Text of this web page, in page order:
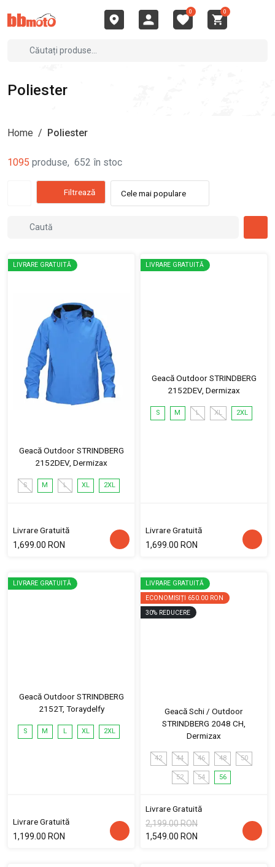
0 0
Poliester
Home / Poliester
1095 produse, 652 în stoc
Filtrează Cele mai populare
LIVRARE GRATUITĂ
Geacă Outdoor STRINDBERG
2152DEV, Dermizax
S M L XL 2XL
Livrare Gratuită
1,699.00 RON
LIVRARE GRATUITĂ
Geacă Outdoor STRINDBERG
2152DEV, Dermizax
S M L XL 2XL
Livrare Gratuită
1,699.00 RON
LIVRARE GRATUITĂ
Geacă Outdoor STRINDBERG
2152T, Toraydelfy
S M L XL 2XL
Livrare Gratuită
1,199.00 RON
LIVRARE GRATUITĂ
ECONOMISIȚI 650.00 RON
30% REDUCERE
Geacă Schi / Outdoor
STRINDBERG 2048 CH,
Dermizax
42 44 46 48 50
52 54 56
Livrare Gratuită
2,199.00 RON
1,549.00 RON